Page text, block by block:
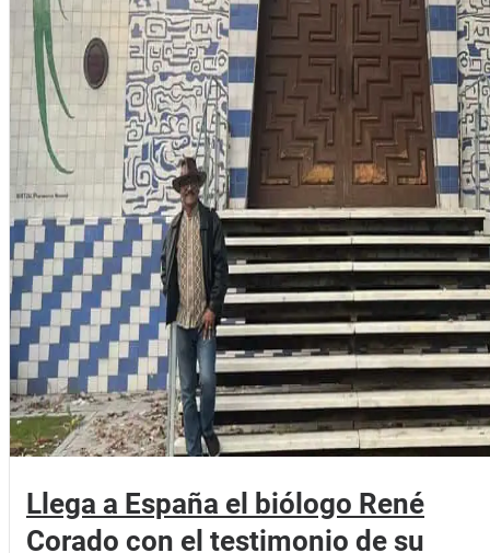
Llega a España el biólogo René
Corado con el testimonio de su